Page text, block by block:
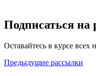
Подписаться на
Оставайтесь в курсе всех
Предыдущие рассылки